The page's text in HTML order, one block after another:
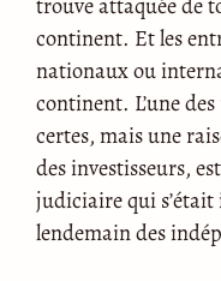
continent. Et les
nationaux ou
continent. L’une
certes, mais une
des investisseurs,
judiciaire qui s’était
lendemain des